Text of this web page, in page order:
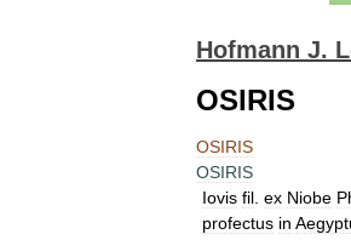
Hofmann J.
OSIRIS
OSIRIS
OSIRIS
Iovis fil ex Niobe
profectus in